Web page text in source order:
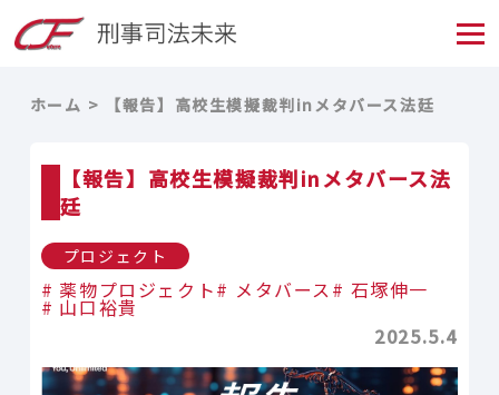
ホーム 【報告】高校生模擬裁判inメタバース法廷
【報告】高校生模擬裁判inメタバース法
廷
プロジェクト
薬物プロジェクト メタバース 石塚伸一
山口裕貴
2025.5.4